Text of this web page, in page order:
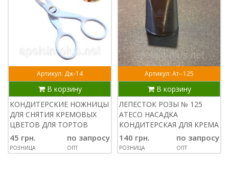
Артикул: Дж-14
В корзину
КОНДИТЕРСКИЕ НОЖНИЦЫ
ДЛЯ СНЯТИЯ КРЕМОВЫХ
ЦВЕТОВ ДЛЯ ТОРТОВ
45 грн.
РОЗНИЦА
по запросу
ОПТ
Артикул: Ат--125
В корзину
ЛЕПЕСТОК РОЗЫ № 125
ATECO НАСАДКА
КОНДИТЕРСКАЯ ДЛЯ КРЕМА
140 грн.
РОЗНИЦА
по запросу
ОПТ